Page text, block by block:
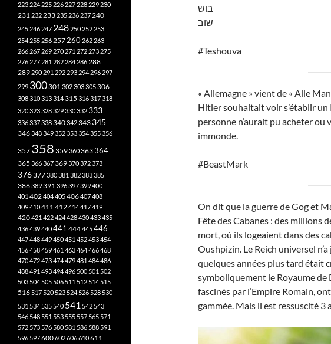
בוש
שוב
#Teshouva
« Allemagne » vient de « Alle
Hitler souhaitait voir s’établir un
personne n’aurait pu acheter ou
immonde.
#BeastMark
On dit que la guerre de Gog et
Fête des Cabanes : des millions
mort, où ils logeaient dans des
Oushpizin. Le Reich universel
quelques années plus tard était
symboliquement le Royaume de
fascinés par l’Empire Romain,
gammée. Mais il est ressuscité 3
223 224 225 226 227 228 229 230
231 232 233 235 236 237240
245 246 247248 250 252 253
254 255 256257 260 262 263
266 267 269 270 271 272 273 275
276 277 281 282 284 286 288
289 290 291 292 293 294 296 297
299 300301302303305306
308310313314315 316317318
320323328329330332 333
336337338340342343 345
346348349352353354355356
357 358 359360363364
365 366367369370372373
376377380381 382383385
386389391396397399400
401 402404405406407408
409410411 412414417419
420421 422424428430433435
436439440441 444445446
447448449450451 452453454
456458459461 463464466468
470472473474479481 484486
488491 493494496 500 501 502
503 504 505 506 511 512 514 515
516 517 520 523 524 526 528 530
531 534 535 540 541 542 543
546 548 551 553 555 557 565 571
572 573 576 580 581 586 588 591
596 597600602606610611